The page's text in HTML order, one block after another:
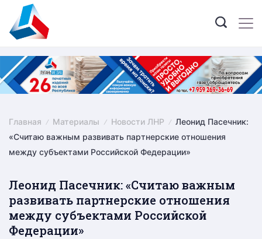
content
Главная Материалы Новости ЛНР
Леонид Пасечник:
«Считаю важным развивать партнерские отношения
между субъектами Российской Федерации»
Леонид Пасечник: «Считаю важным
развивать партнерские отношения
между субъектами Российской
Федерации»